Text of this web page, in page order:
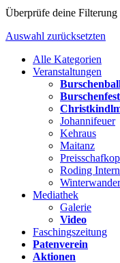
Überprüfe deine
Auswahl zurücksetzten
Alle Kategorien
Veranstaltungen
Johannifeuer
Kehraus
Maitanz
Roding
Mediathek
Galerie
Video
Faschingszeitung
Patenverein
Aktionen